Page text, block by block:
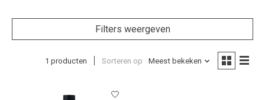
Filters weergeven
1 producten Sorteren op Meest bekeken